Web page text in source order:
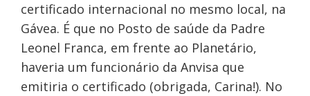
certificado internacional no mesmo local, na
Gávea. É que no Posto de saúde da Padre
Leonel Franca, em frente ao Planetário,
haveria um funcionário da Anvisa que
emitiria o certificado (obrigada, Carina!). No